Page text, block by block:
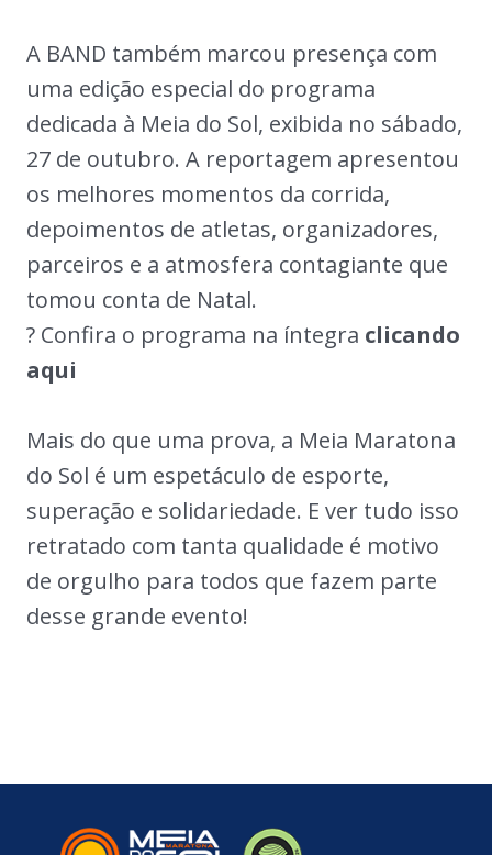
A BAND também marcou presença com
uma edição especial do programa
dedicada à Meia do Sol, exibida no sábado,
27 de outubro. A reportagem apresentou
os melhores momentos da corrida,
depoimentos de atletas, organizadores,
parceiros e a atmosfera contagiante que
tomou conta de Natal.
? Confira o programa na íntegra clicando
aqui
Mais do que uma prova, a Meia Maratona
do Sol é um espetáculo de esporte,
superação e solidariedade. E ver tudo isso
retratado com tanta qualidade é motivo
de orgulho para todos que fazem parte
desse grande evento!